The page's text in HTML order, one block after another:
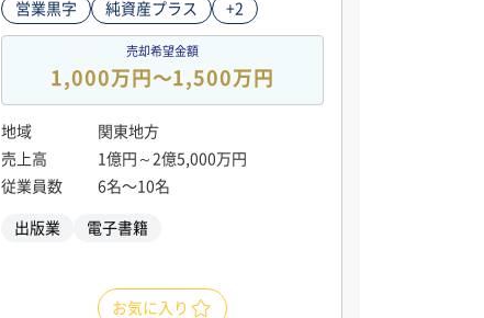
営業黒字 純資産プラス +2
売却希望金額
1,000万円〜1,500万円
地域
関東地方
売上高
1億円～2億5,000万円
従業員数
6名〜10名
出版業 電子書籍
お気に入り